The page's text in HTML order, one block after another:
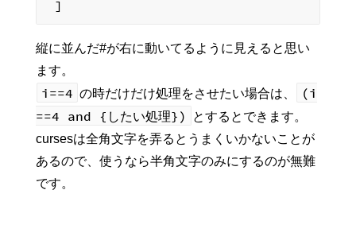
縦に並んだ#が右に動いてるように見えると思い
ます。
i==4 の時だけだけ処理をさせたい場合は、
(i
==4 and {したい処理})
とするとできます。
cursesは全角文字を弄るとうまくいかないことが
あるので、使うなら半角文字のみにするのが無難
です。